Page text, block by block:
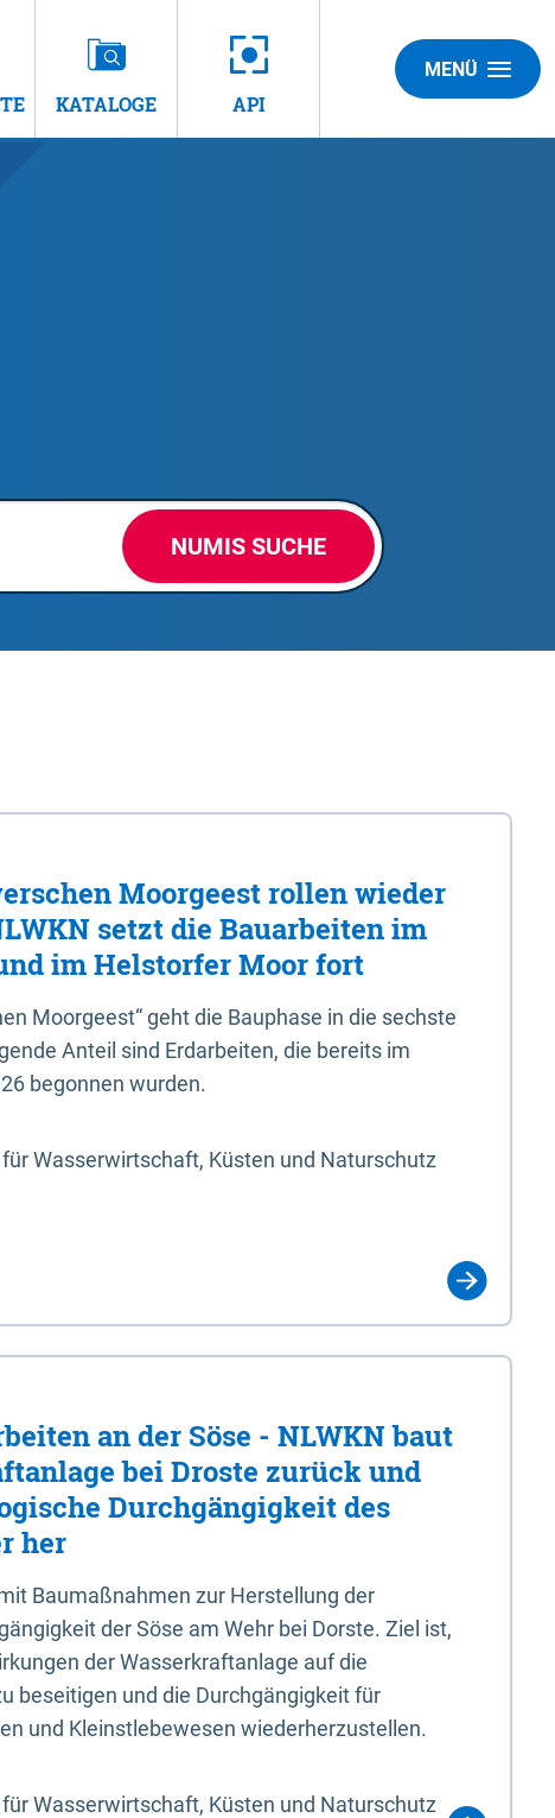
KATALOGE API
MENÜ
NUMIS SUCHE
Moorgeest rollen wieder
setzt die Bauarbeiten im
im Helstorfer Moor fort
Moorgeest“ geht die Bauphase in die sechste
Anteil sind Erdarbeiten, die bereits im
begonnen wurden.
Wasserwirtschaft, Küsten und Naturschutz
an der Söse - NLWKN baut
bei Droste zurück und
Durchgängigkeit des
her
Baumaßnahmen zur Herstellung der
der Söse am Wehr bei Dorste. Ziel ist,
der Wasserkraftanlage auf die
beseitigen und die Durchgängigkeit für
und Kleinstlebewesen wiederherzustellen.
Wasserwirtschaft, Küsten und Naturschutz